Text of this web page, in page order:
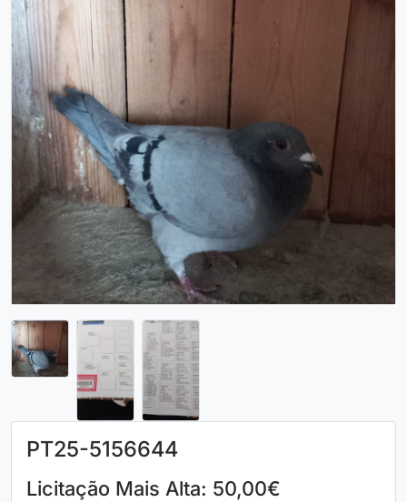
PT25-5156644
Licitação Mais Alta: 50,00€